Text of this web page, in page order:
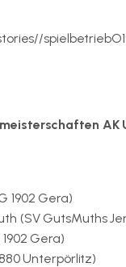
AK
1902 Gera)
(SV GutsMuths
Gera)
Unterpörlitz)